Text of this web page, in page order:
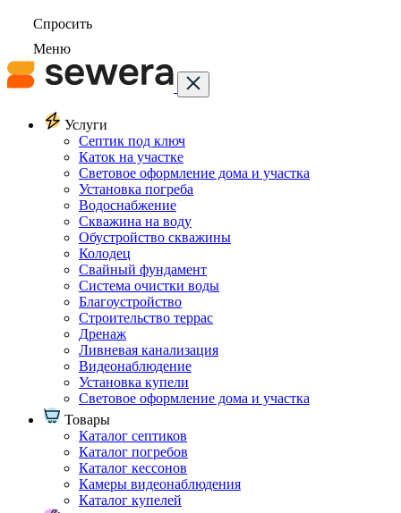
Спросить
Меню
Услуги
Септик под ключ
Каток на участке
Световое оформление дома и участка
Установка погреба
Водоснабжение
Скважина на воду
Обустройство скважины
Колодец
Свайный фундамент
Система очистки воды
Благоустройство
Строительство террас
Дренаж
Ливневая канализация
Видеонаблюдение
Установка купели
Световое оформление дома и участка
Товары
Каталог септиков
Каталог погребов
Каталог кессонов
Камеры видеонаблюдения
Каталог купелей